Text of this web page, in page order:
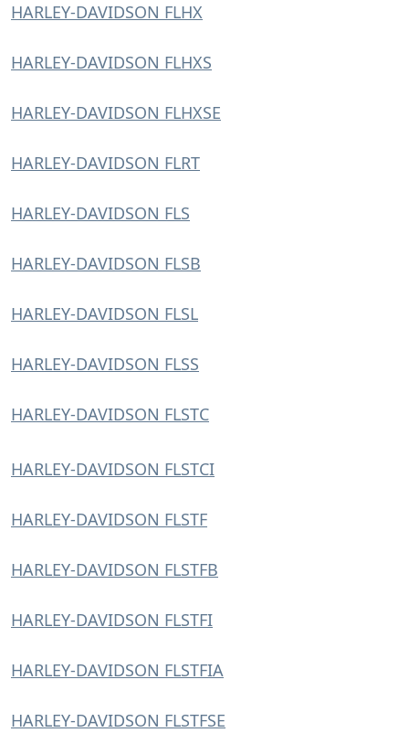
HARLEY-DAVIDSON FLHX
HARLEY-DAVIDSON FLHXS
HARLEY-DAVIDSON FLHXSE
HARLEY-DAVIDSON FLRT
HARLEY-DAVIDSON FLS
HARLEY-DAVIDSON FLSB
HARLEY-DAVIDSON FLSL
HARLEY-DAVIDSON FLSS
HARLEY-DAVIDSON FLSTC
HARLEY-DAVIDSON FLSTCI
HARLEY-DAVIDSON FLSTF
HARLEY-DAVIDSON FLSTFB
HARLEY-DAVIDSON FLSTFI
HARLEY-DAVIDSON FLSTFIA
HARLEY-DAVIDSON FLSTFSE